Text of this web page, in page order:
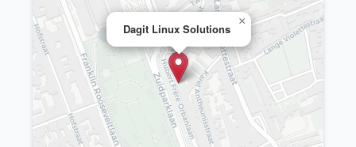
Dagit Linux Solutions
×